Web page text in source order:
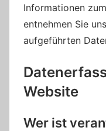
Informationen
entnehmen Sie
aufgeführten
Website
Wer ist